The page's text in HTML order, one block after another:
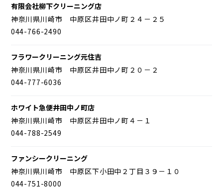
有限会社柳下クリーニング店
神奈川県川崎市 中原区井田中ノ町２４－２５
044-766-2490
フラワークリーニング元住吉
神奈川県川崎市 中原区井田中ノ町２０－２
044-777-6036
ホワイト急便井田中ノ町店
神奈川県川崎市 中原区井田中ノ町４－１
044-788-2549
ファンシークリーニング
神奈川県川崎市 中原区下小田中２丁目３９－１０
044-751-8000